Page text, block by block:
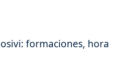
formaciones, hora